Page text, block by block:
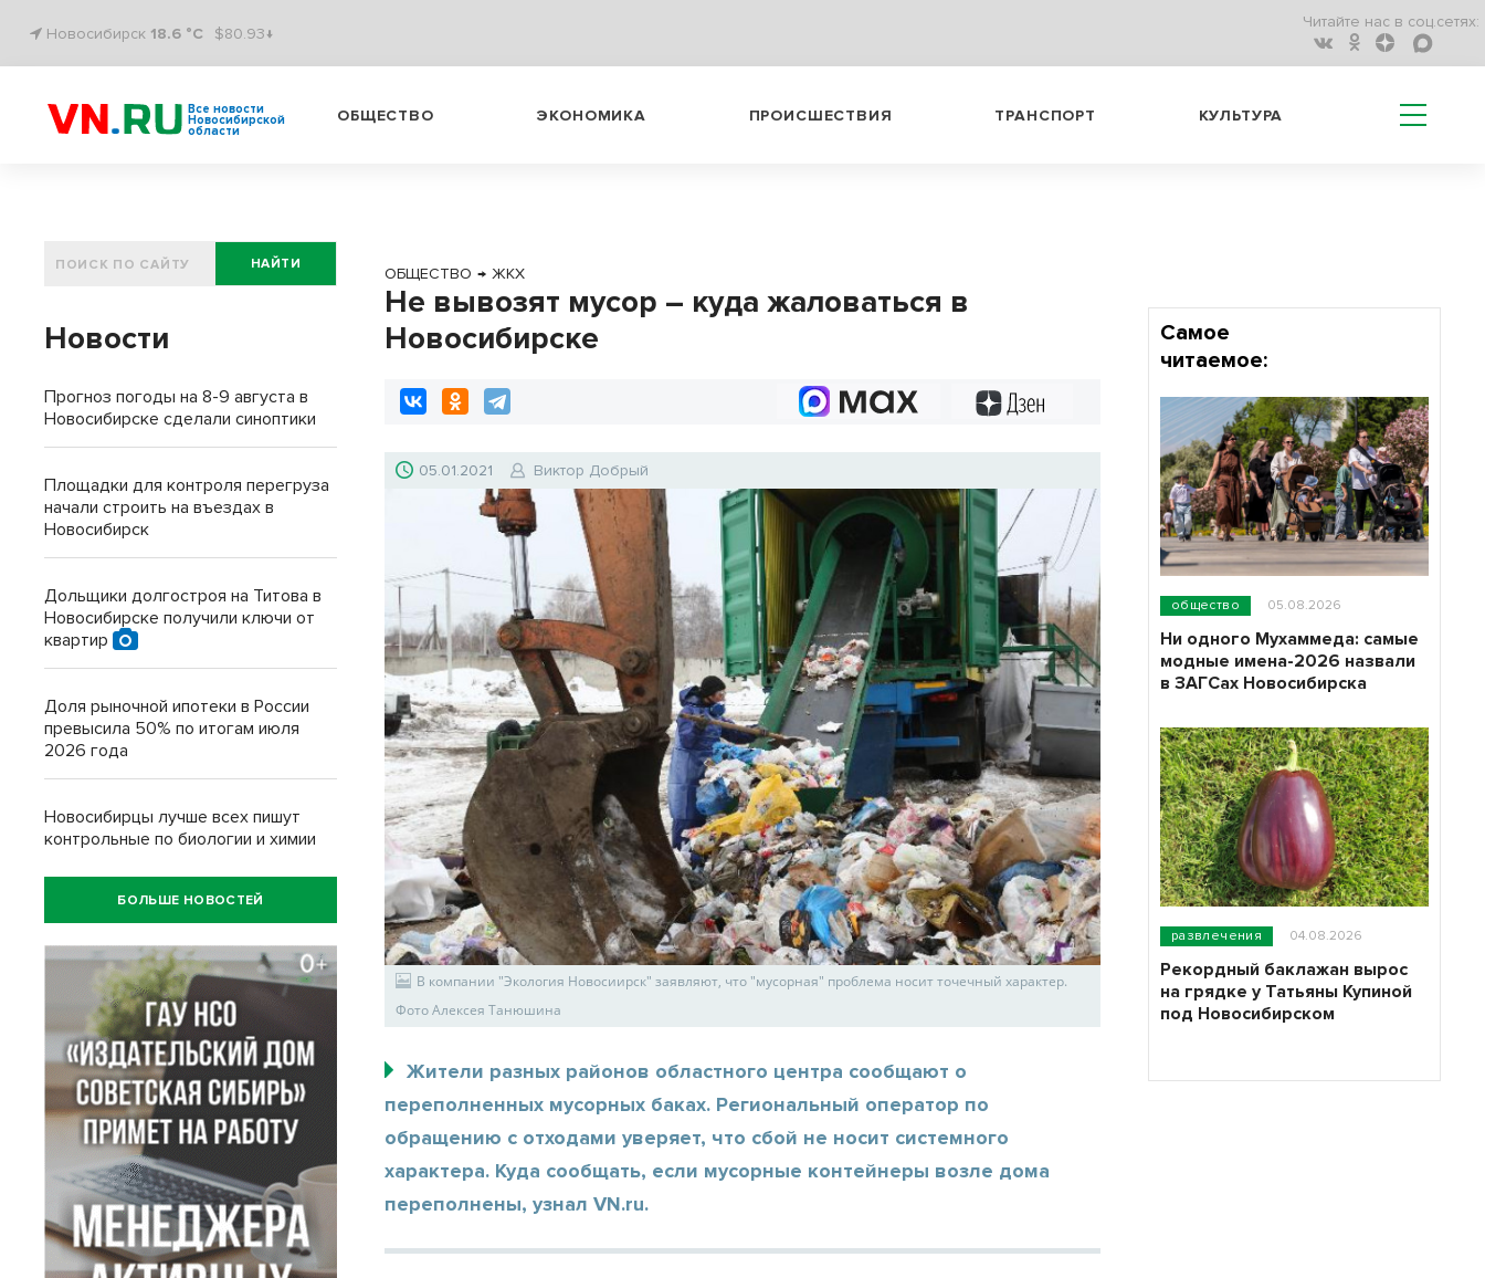
Новосибирск 18.6 °C $80.93↓
Читайте нас в соц.сетях:
Все новости
Новосибирской
области
ОБЩЕСТВО ЭКОНОМИКА ПРОИСШЕСТВИЯ ТРАНСПОРТ КУЛЬТУРА
ОБЩЕСТВО → ЖКХ
Не вывозят мусор – куда жаловаться в
Новосибирске
05.01.2021 Виктор Добрый
В компании "Экология Новосиирск" заявляют, что "мусорная" проблема носит точечный характер.
Фото Алексея Танюшина
Жители разных районов областного центра сообщают о
переполненных мусорных баках. Региональный оператор по
обращению с отходами уверяет, что сбой не носит системного
характера. Куда сообщать, если мусорные контейнеры возле дома
переполнены, узнал VN.ru.
НАЙТИ
Новости
Прогноз погоды на 8-9 августа в
Новосибирске сделали синоптики
Площадки для контроля перегруза
начали строить на въездах в
Новосибирск
Дольщики долгостроя на Титова в
Новосибирске получили ключи от
квартир
Доля рыночной ипотеки в России
превысила 50% по итогам июля
2026 года
Новосибирцы лучше всех пишут
контрольные по биологии и химии
БОЛЬШЕ НОВОСТЕЙ
Самое
читаемое:
общество 05.08.2026
Ни одного Мухаммеда: самые
модные имена-2026 назвали
в ЗАГСах Новосибирска
развлечения 04.08.2026
Рекордный баклажан вырос
на грядке у Татьяны Купиной
под Новосибирском